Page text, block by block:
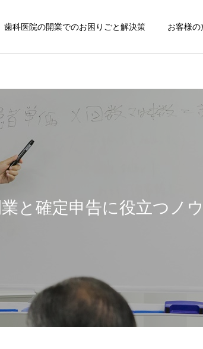
歯科医院の開業でのお困りごと解決策 お客様の
相談｜税理
イミング を
しない契約方法 をわかりや
すく解説
と確定申告に役立つノ